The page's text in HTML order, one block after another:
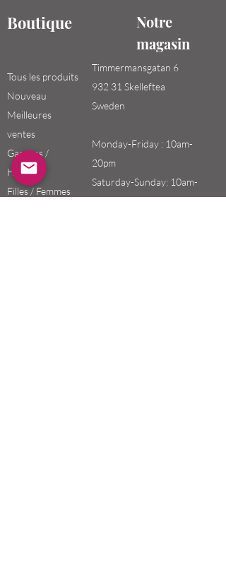
Boutique
Notre
magasin
Tous les produits
Nouveau
Meilleures
ventes
Garçons /
Hommes
Filles / Femmes
Timmermansgatan 6
932 31 Skelleftea
Sweden
Monday-Friday : 10am-
20pm
Saturday-Sunday: 10am-
18pm